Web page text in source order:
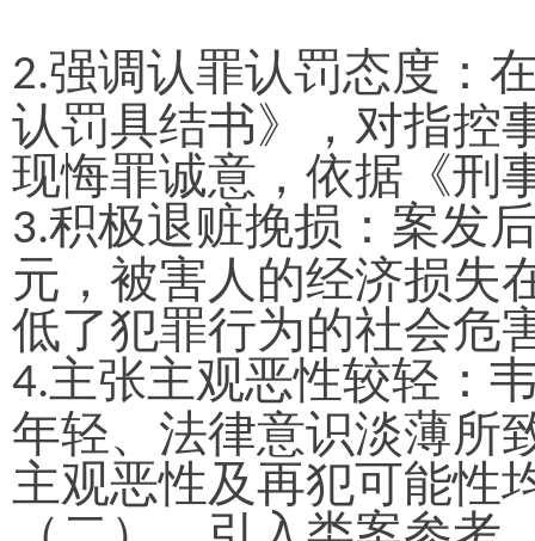
2.强调认罪认罚态度：
认罚具结书》，对指控
现悔罪诚意，依据《刑
3.积极退赃挽损：案发
元，被害人的经济损失
低了犯罪行为的社会危
4.主张主观恶性较轻：
年轻、法律意识淡薄所
主观恶性及再犯可能性